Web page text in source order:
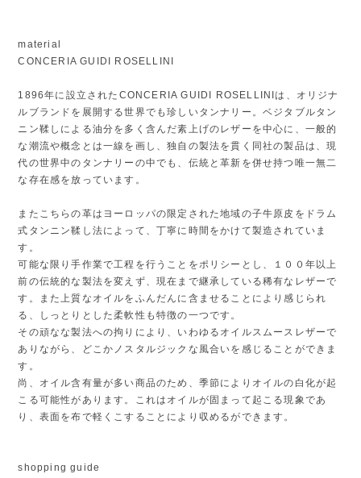
material
CONCERIA GUIDI ROSELLINI
1896年に設立されたCONCERIA GUIDI ROSELLINIは、オリジナ
ルブランドを展開する世界でも珍しいタンナリー。ベジタブルタン
ニン鞣しによる油分を多く含んだ素上げのレザーを中心に、一般的
な潮流や概念とは一線を画し、独自の製法を貫く同社の製品は、現
代の世界中のタンナリーの中でも、伝統と革新を併せ持つ唯一無二
な存在感を放っています。
またこちらの革はヨーロッパの限定された地域の子牛原皮をドラム
式タンニン鞣し法によって、丁寧に時間をかけて製造されていま
す。
可能な限り手作業で工程を行うことをポリシーとし、１００年以上
前の伝統的な製法を変えず、現在まで継承している稀有なレザーで
す。また上質なオイルをふんだんに含ませることにより感じられ
る、しっとりとした柔軟性も特徴の一つです。
その頑なな製法への拘りにより、いわゆるオイルスムースレザーで
ありながら、どこかノスタルジックな風合いを感じることができま
す。
尚、オイル含有量が多い商品のため、季節によりオイルの白化が起
こる可能性があります。これはオイルが固まって起こる現象であ
り、表面を布で軽くこすることにより収めるができます。
shopping guide